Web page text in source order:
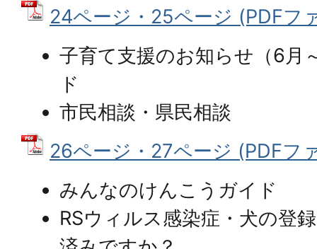
24ページ・25ページ (PDFフ
子育て支援のお知らせ（6月
ド
市民相談・県民相談
26ページ・27ページ (PDFフ
みんなのけんこうガイド
RSウィルス感染症・犬の登